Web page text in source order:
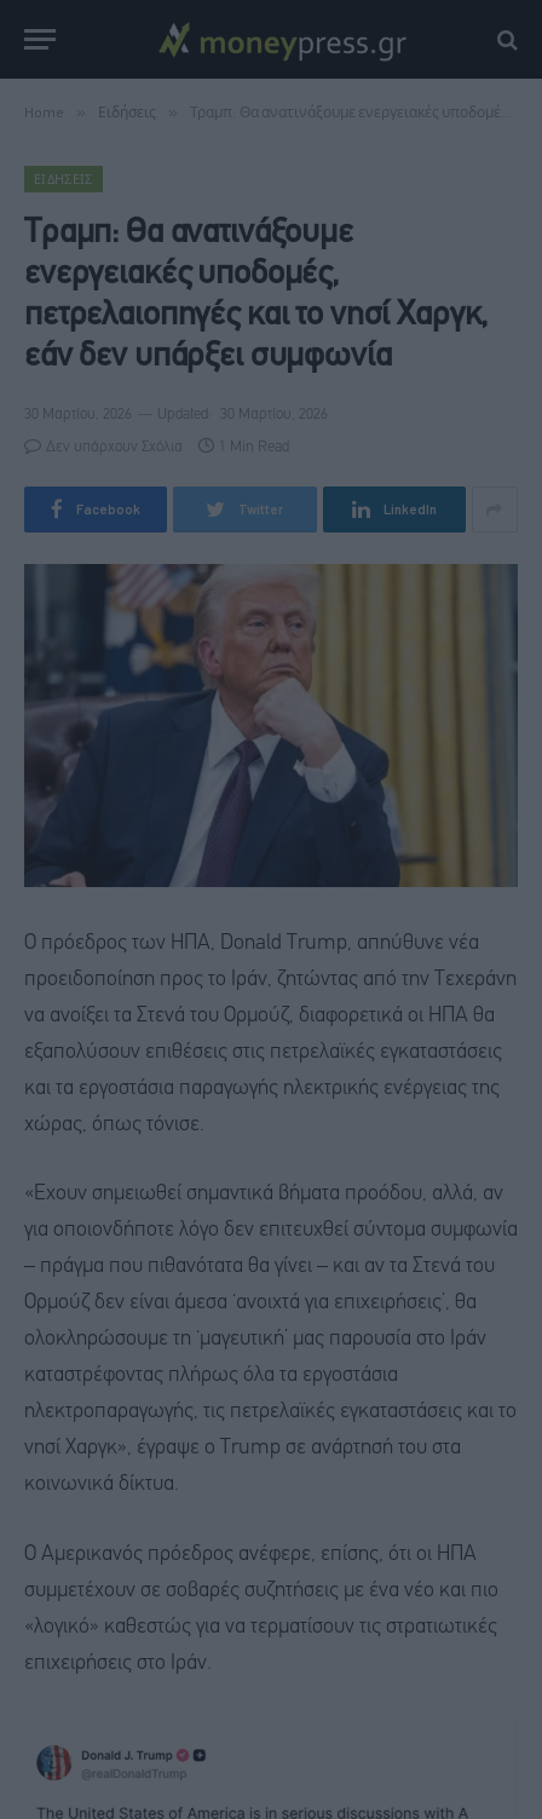
Home Ειδήσεις Τραμπ: Θα ανατινάξουμε ενεργειακές υποδομές, πετρελαιοπηγές και το νησί Χαργκ, εάν δεν υπάρξει συμφωνία
ΕΙΔΉΣΕΙΣ
Τραμπ: Θα ανατινάξουμε
ενεργειακές υποδομές,
πετρελαιοπηγές και το νησί Χαργκ,
εάν δεν υπάρξει συμφωνία
30 Μαρτίου, 2026 Updated: 30 Μαρτίου, 2026
Δεν υπάρχουν Σχόλια 1 Min Read
Facebook Twitter LinkedIn
Ο πρόεδρος των ΗΠΑ, Donald Trump, απηύθυνε νέα
προειδοποίηση προς το Ιράν, ζητώντας από την Τεχεράνη
να ανοίξει τα Στενά του Ορμούζ, διαφορετικά οι ΗΠΑ θα
εξαπολύσουν επιθέσεις στις πετρελαϊκές εγκαταστάσεις
και τα εργοστάσια παραγωγής ηλεκτρικής ενέργειας της
χώρας, όπως τόνισε.
«Εχουν σημειωθεί σημαντικά βήματα προόδου, αλλά, αν
για οποιονδήποτε λόγο δεν επιτευχθεί σύντομα συμφωνία
– πράγμα που πιθανότατα θα γίνει – και αν τα Στενά του
Ορμούζ δεν είναι άμεσα ‘ανοιχτά για επιχειρήσεις’, θα
ολοκληρώσουμε τη ‘μαγευτική’ μας παρουσία στο Ιράν
καταστρέφοντας πλήρως όλα τα εργοστάσια
ηλεκτροπαραγωγής, τις πετρελαϊκές εγκαταστάσεις και το
νησί Χαργκ», έγραψε ο Trump σε ανάρτησή του στα
κοινωνικά δίκτυα.
Ο Αμερικανός πρόεδρος ανέφερε, επίσης, ότι οι ΗΠΑ
συμμετέχουν σε σοβαρές συζητήσεις με ένα νέο και πιο
«λογικό» καθεστώς για να τερματίσουν τις στρατιωτικές
επιχειρήσεις στο Ιράν.